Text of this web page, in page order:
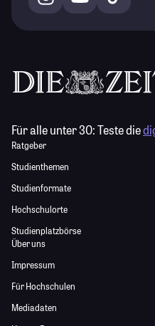
Für alle unter 30:Teste die
Ratgeber
Studienthemen
Studienformate
Hochschulorte
Studienplatzbörse
Über uns
Impressum
Für Hochschulen
Mediadaten